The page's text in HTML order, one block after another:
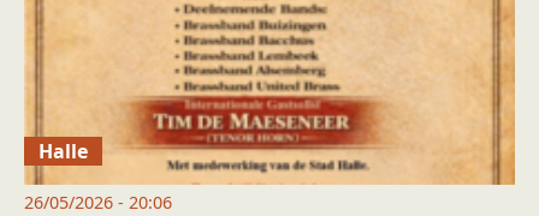
Halle
26/05/2026 - 20:06